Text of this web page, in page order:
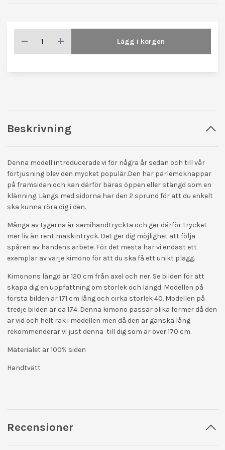
Lägg i korgen
Beskrivning
Denna modell introducerade vi för några år sedan och till vår
förtjusning blev den mycket populär.Den har pärlemoknappar
på framsidan och kan därför bäras öppen eller stängd som en
klänning. Längs med sidorna har den 2 sprund för att du enkelt
ska kunna röra dig i den.
Många av tygerna är semihandtryckta och ger därför trycket
mer liv än rent maskintryck. Det ger dig möjlighet att följa
spåren av handens arbete. För det mesta har vi endast ett
exemplar av varje kimono för att du ska få ett unikt plagg.
Kimonons längd är 120 cm från axel och ner. Se bilden för att
skapa dig en uppfattning om storlek och längd. Modellen på
första bilden är 171 cm lång och cirka storlek 40. Modellen på
tredje bilden är ca 174. Denna kimono passar olika former då den
är vid och helt rak i modellen men då den är ganska lång
rekommenderar vi just denna till dig som är över 170 cm.
Materialet är 100% siden
Handtvätt
Recensioner